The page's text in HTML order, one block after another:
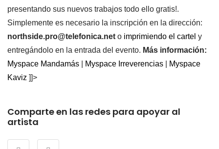
presentando sus nuevos trabajos todo ello gratis!.
Simplemente es necesario la inscripción en la dirección:
northside.pro@telefonica.net o imprimiendo el cartel y
entregándolo en la entrada del evento. Más información:
Myspace Mandamás
Myspace Irreverencias
Myspace
Kaviz ]]>
Comparte en las redes para apoyar al
artista